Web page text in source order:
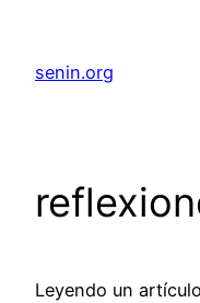
senin.org
Leyendo un